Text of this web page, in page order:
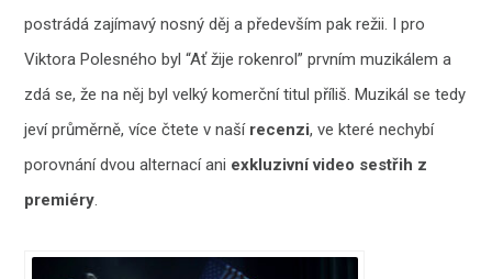
postrádá zajímavý nosný děj a především pak režii. I pro
Viktora Polesného byl “Ať žije rokenrol” prvním muzikálem a
zdá se, že na něj byl velký komerční titul příliš. Muzikál se tedy
jeví průměrně, více čtete v naší recenzi, ve které nechybí
porovnání dvou alternací ani exkluzivní video sestřih z
premiéry.